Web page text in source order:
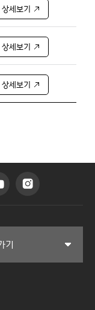
상세보기
상세보기
상세보기
기